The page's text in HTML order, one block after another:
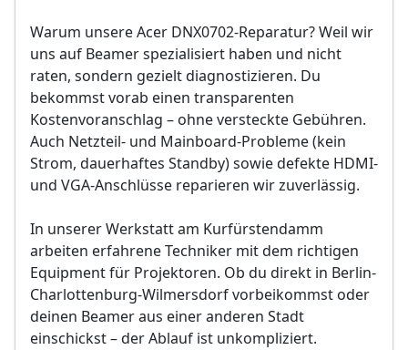
Warum unsere Acer DNX0702-Reparatur? Weil wir
uns auf Beamer spezialisiert haben und nicht
raten, sondern gezielt diagnostizieren. Du
bekommst vorab einen transparenten
Kostenvoranschlag – ohne versteckte Gebühren.
Auch Netzteil- und Mainboard-Probleme (kein
Strom, dauerhaftes Standby) sowie defekte HDMI-
und VGA-Anschlüsse reparieren wir zuverlässig.
In unserer Werkstatt am Kurfürstendamm
arbeiten erfahrene Techniker mit dem richtigen
Equipment für Projektoren. Ob du direkt in Berlin-
Charlottenburg-Wilmersdorf vorbeikommst oder
deinen Beamer aus einer anderen Stadt
einschickst – der Ablauf ist unkompliziert.